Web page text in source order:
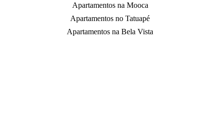
Apartamentos na Mooca
Apartamentos no Tatuapé
Apartamentos na Bela Vista